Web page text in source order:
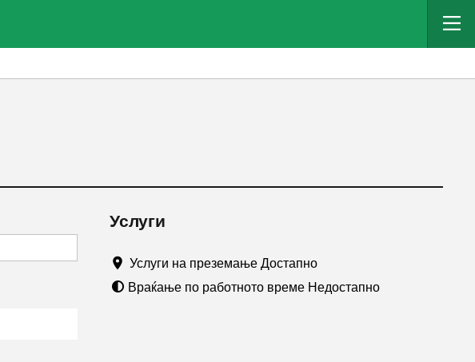
Услуги
Услуги на преземање Достапно
Враќање по работното време Недостапно